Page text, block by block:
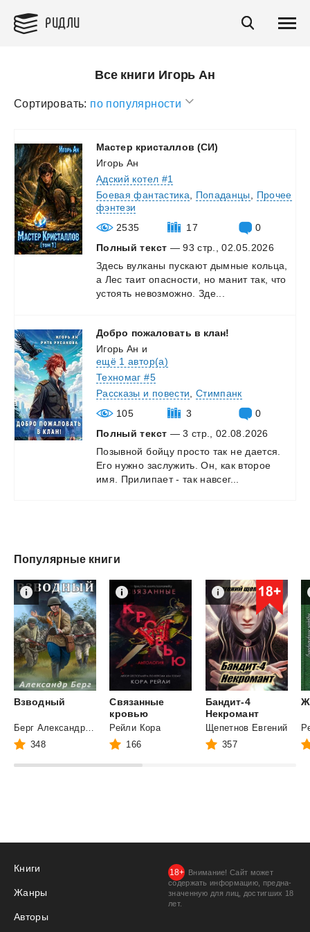
РИДЛИ
Все книги Игорь Ан
Сортировать: по популярности
Мастер кристаллов (СИ)
Игорь Ан
Адский котел #1
Боевая фантастика
Попаданцы
Прочее
фэнтези
2535
17
0
Полный текст — 93 стр., 02.05.2026
Здесь вулканы пускают дымные кольца,
а Лес таит опасности, но манит так, что
устоять невозможно. Зде...
Добро пожаловать в клан!
Игорь Ан и
ещё 1 автор(а)
Техномаг #5
Рассказы и повести ,Стимпанк
105
3
0
Полный текст — 3 стр., 02.08.2026
Позывной бойцу просто так не дается.
Его нужно заслужить. Он, как второе
имя.
Прилипает - так навсег...
Популярные книги
Взводный
Берг Александр Анатольевич
348
Связанные
кровью
Рейли Кора
166
Бандит-4
Некромант
Щепетнов Евгений
357
Книги
Жанры
Авторы
Внимание! Сайт может
содержать информацию, предна­
значенную для лиц, дости­гших 18
лет.